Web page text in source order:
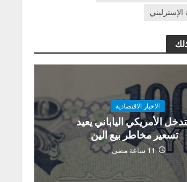
الإسترليني
الاخبار الاقتصادية
الأمريكي الياباني يعيد
تسعير مخاطر بيع الين
11 ساعة مضى